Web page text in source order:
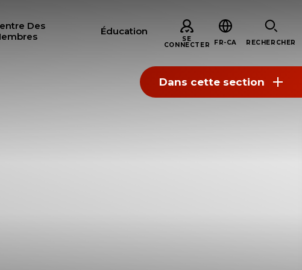
Des
Éducation
SE
CONNECTER FR-CA RECHERCHER
Dans cette section